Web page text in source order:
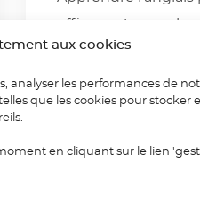
aux cookies
analyser les performances de
que les cookies pour stocker
en cliquant sur le lien
efficace si vous
votre emploi du
aider à tirer le
par téléphone :